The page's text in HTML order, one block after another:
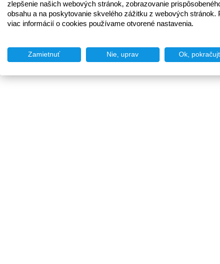
zlepšenie našich webových stránok, zobrazovanie
obsahu a na poskytovanie skvelého zážitku z webových stránok.
viac informácií o cookies používame otvorené nastavenia.
Zamietnuť Nie, uprav Ok,